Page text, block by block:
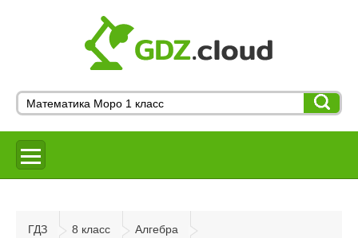
ГДЗ 8 класс Алгебра